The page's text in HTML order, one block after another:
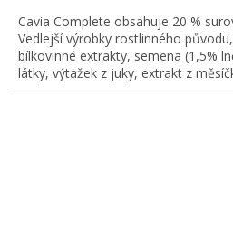
Cavia Complete obsahuje 20 %
Vedlejší výrobky rostlinného
bílkovinné extrakty, semena (1,5%
látky, výtažek z juky, extrakt z